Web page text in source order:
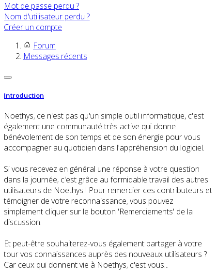
Mot de passe perdu ?
Nom d'utilisateur perdu ?
Créer un compte
Forum
Messages récents
Introduction
Noethys, ce n'est pas qu'un simple outil informatique, c'est
également une communauté très active qui donne
bénévolement de son temps et de son énergie pour vous
accompagner au quotidien dans l'appréhension du logiciel.
Si vous recevez en général une réponse à votre question
dans la journée, c'est grâce au formidable travail des autres
utilisateurs de Noethys ! Pour remercier ces contributeurs et
témoigner de votre reconnaissance, vous pouvez
simplement cliquer sur le bouton 'Remerciements' de la
discussion.
Et peut-être souhaiterez-vous également partager à votre
tour vos connaissances auprès des nouveaux utilisateurs ?
Car ceux qui donnent vie à Noethys, c'est vous...